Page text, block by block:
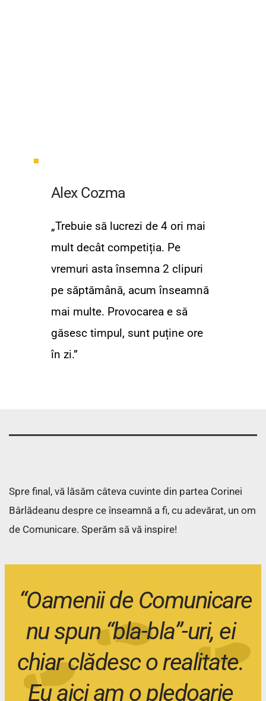
Alex Cozma
„Trebuie să lucrezi de 4 ori mai
mult decât competiția. Pe
vremuri asta însemna 2 clipuri
pe săptămână, acum înseamnă
mai multe. Provocarea e să
găsesc timpul, sunt puține ore
în zi.”
Spre final, vă lăsăm câteva cuvinte din partea Corinei
Bârlădeanu despre ce înseamnă a fi, cu adevărat, un om
de Comunicare. Sperăm să vă inspire!
“Oamenii de Comunicare
nu spun “bla-bla”-uri, ei
chiar clădesc o realitate.
Eu aici am o pledoarie